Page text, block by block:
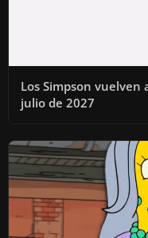
Los Simpson
julio de 2027